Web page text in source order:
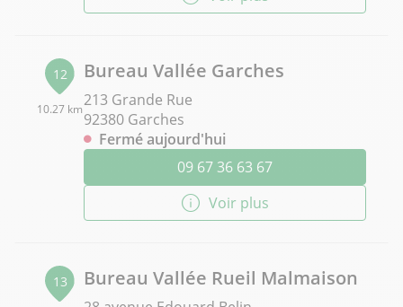
12
10.27 km
Bureau Vallée Garches
213 Grande Rue
92380 Garches
Fermé aujourd'hui
09 67 36 63 67
Voir plus
13 Bureau Vallée Rueil Malmaison